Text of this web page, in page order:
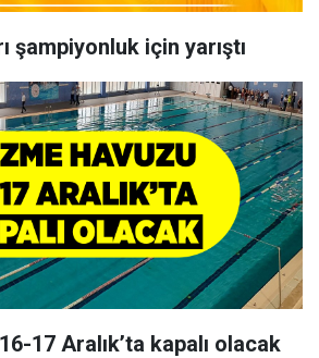
şampiyonluk için yarıştı
17 Aralık’ta kapalı olacak